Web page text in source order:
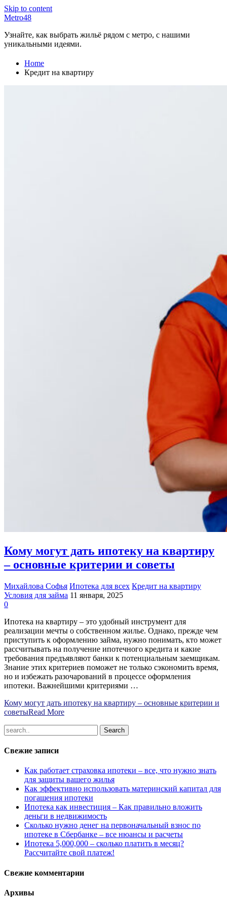
Skip to content
Metro48
Узнайте, как выбрать жильё рядом с метро, с нашими
уникальными идеями.
Home
Кредит на квартиру
Кому могут дать ипотеку на квартиру
– основные критерии и советы
Михайлова Софья Ипотека для всех Кредит на квартиру
Условия для займа 11 января, 2025
0
Ипотека на квартиру – это удобный инструмент для
реализации мечты о собственном жилье. Однако, прежде чем
приступить к оформлению займа, нужно понимать, кто может
рассчитывать на получение ипотечного кредита и какие
требования предъявляют банки к потенциальным заемщикам.
Знание этих критериев поможет не только сэкономить время,
но и избежать разочарований в процессе оформления
ипотеки. Важнейшими критериями …
Кому могут дать ипотеку на квартиру – основные критерии и
советыRead More
Свежие записи
Как работает страховка ипотеки – все, что нужно знать
для защиты вашего жилья
Как эффективно использовать материнский капитал для
погашения ипотеки
Ипотека как инвестиция – Как правильно вложить
деньги в недвижимость
Сколько нужно денег на первоначальный взнос по
ипотеке в Сбербанке – все нюансы и расчеты
Ипотека 5,000,000 – сколько платить в месяц?
Рассчитайте свой платеж!
Свежие комментарии
Архивы